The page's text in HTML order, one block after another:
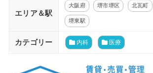
エリア＆駅
大阪府 堺市堺区 北瓦町
堺東駅
カテゴリー 内科 医療